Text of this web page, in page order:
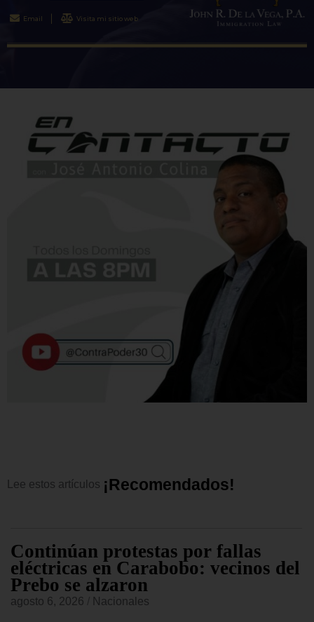
Email Visita mi sitio web
Lee estos artículos ¡Recomendados!
Continúan protestas por fallas
eléctricas en Carabobo: vecinos del
Prebo se alzaron
agosto 6, 2026 Nacionales